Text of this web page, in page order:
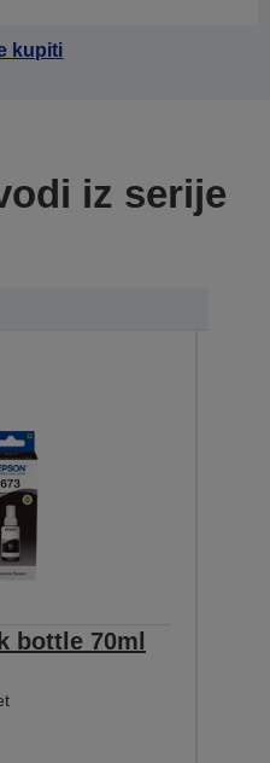
kupiti
iz serije
bottle 70ml